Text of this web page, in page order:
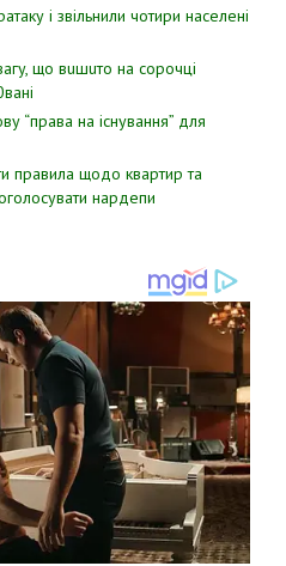
і звiльнили чотири наcелені
щo вuшuтo нa copoчцi
“пpава на іcнування” для
правила щодо квартир та
нардепи